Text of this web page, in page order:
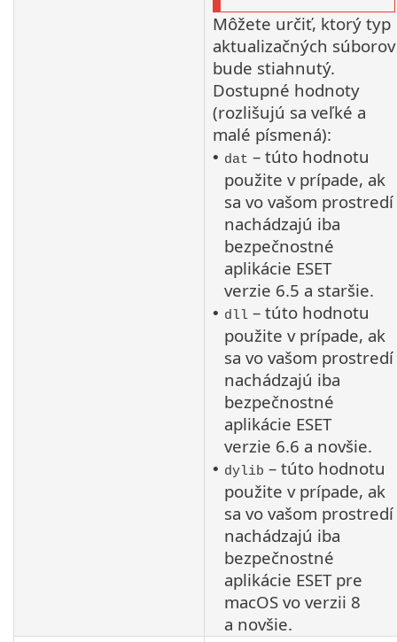
Môžete určiť, ktorý typ
aktualizačných súborov
bude stiahnutý.
Dostupné hodnoty
(rozlišujú sa veľké a
malé písmená):
• dat – túto hodnotu
použite v prípade, ak
sa vo vašom prostredí
nachádzajú iba
bezpečnostné
aplikácie ESET
verzie 6.5 a staršie.
• dll – túto hodnotu
použite v prípade, ak
sa vo vašom prostredí
nachádzajú iba
bezpečnostné
aplikácie ESET
verzie 6.6 a novšie.
• dylib – túto hodnotu
použite v prípade, ak
sa vo vašom prostredí
nachádzajú iba
bezpečnostné
aplikácie ESET pre
macOS vo verzii 8
a novšie.